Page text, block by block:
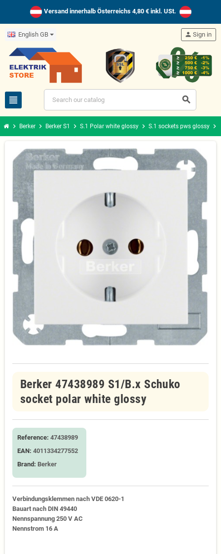
Versand innerhalb Österreichs 4,80 € inkl. USt.
English GB
view_headline search
person Sign in
chevron_right Berker chevron_right Berker S1 chevron_right S.1 Polar white glossy chevron_right S.1 sockets pws glossy chevron_right
Berker 47438989 S1/B.x Schuko
socket polar white glossy
Reference: 47438989
EAN: 4011334277552
Brand: Berker
Verbindungsklemmen nach VDE 0620-1
Bauart nach DIN 49440
Nennspannung 250 V AC
Nennstrom 16 A